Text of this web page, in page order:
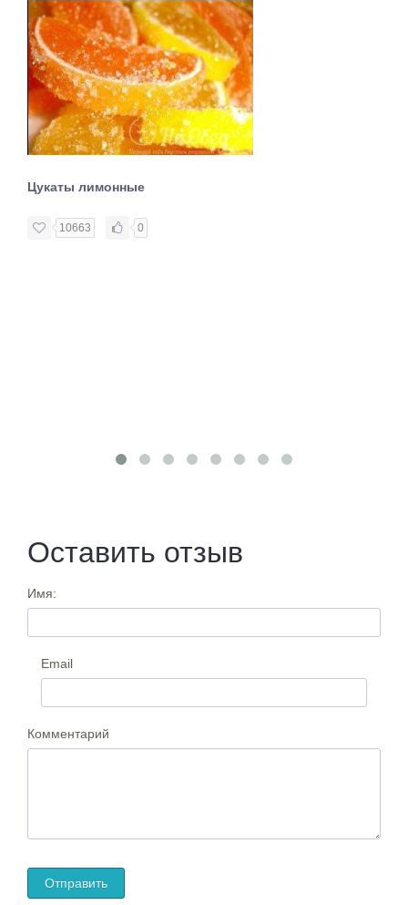
Цукаты лимонные
10663 0
Оставить отзыв
Имя:
Email
Комментарий